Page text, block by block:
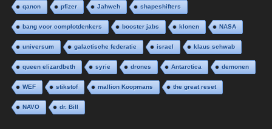
qanon pfizer Jahweh shapeshifters
bang voor complotdenkers booster jabs klonen NASA
universum galactische federatie israel klaus schwab
queen elizardbeth syrie drones Antarctica demonen
WEF stikstof mallion Koopmans the great reset
NAVO dr. Bill